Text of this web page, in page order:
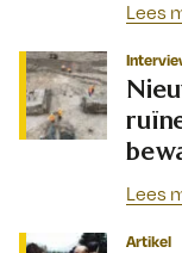
Lees
Lees
Artikel